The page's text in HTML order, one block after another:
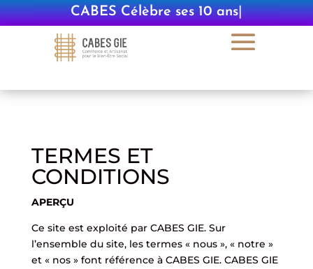
CABES Célèbre ses 10 ans|
TERMES ET
CONDITIONS
APERÇU
Ce site est exploité par CABES GIE. Sur
l’ensemble du site, les termes « nous », « notre »
et « nos » font référence à CABES GIE. CABES GIE